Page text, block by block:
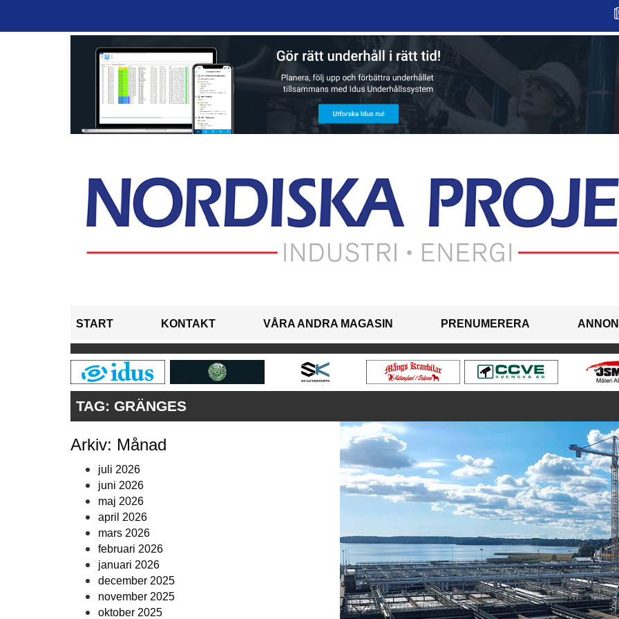
START KONTAKT VÅRA ANDRA MAGASIN PRENUMERERA
TAG: GRÄNGES
Arkiv: Månad
juli 2026
juni 2026
maj 2026
april 2026
mars 2026
februari 2026
januari 2026
december 2025
november 2025
oktober 2025